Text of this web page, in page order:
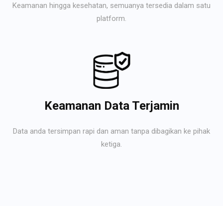
Keamanan hingga kesehatan, semuanya tersedia dalam satu
platform.
Keamanan Data Terjamin
Data anda tersimpan rapi dan aman tanpa dibagikan ke pihak
ketiga.